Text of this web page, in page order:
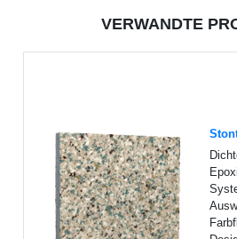
VERWANDTE